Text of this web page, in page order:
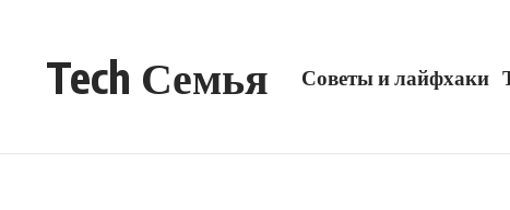
Tech Семья Советы и лайфхаки